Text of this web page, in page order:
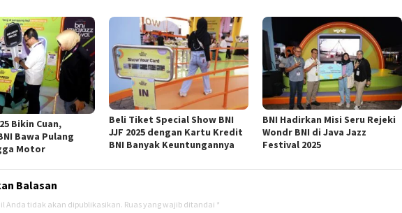
Bikin Cuan,
Bawa Pulang
Motor
Beli Tiket Special Show BNI
JJF 2025 dengan Kartu Kredit
BNI Banyak Keuntungannya
BNI Hadirkan Misi Seru Rejeki
Wondr BNI di Java Jazz
Festival 2025
Balasan
Anda tidak akan dipublikasikan. Ruas yang wajib ditandai *